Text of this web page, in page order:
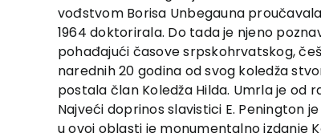
vođstvom Borisa Unbegauna
1964 doktorirala. Do tada je njeno
pohađajući časove srpskohrvatskog,
narednih 20 godina od svog koledža
postala član Koledža Hilda. Umrla je od
Najveći doprinos slavistici E. Penington
u ovoj oblasti je monumentalno izdanje